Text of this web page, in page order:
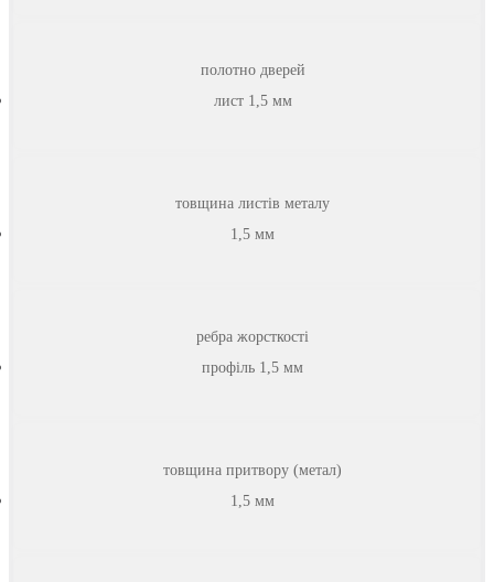
полотно дверей
лист 1,5 мм
товщина листів металу
1,5 мм
ребра жорсткості
профіль 1,5 мм
товщина притвору (метал)
1,5 мм